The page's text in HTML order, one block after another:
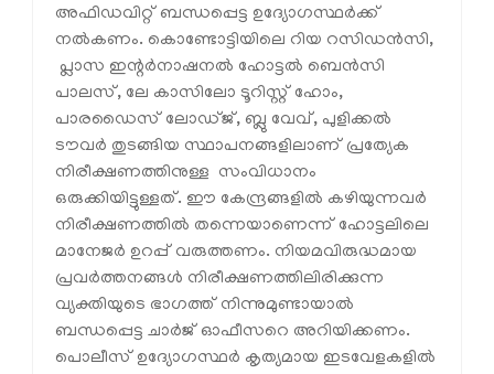
അഫിഡവിറ്റ് ബന്ധപ്പെട്ട ഉദ്യോഗസ്ഥര്‍ക്ക്
നല്‍കണം. കൊണ്ടോട്ടിയിലെ റിയ റസിഡന്‍സി,
പ്ലാസ ഇന്റര്‍നാഷനല്‍ ഹോട്ടല്‍ ബെന്‍സി
പാലസ്, ലേ കാസിലോ ടൂറിസ്റ്റ് ഹോം,
പാരഡൈസ് ലോഡ്ജ്, ബ്ലു വേവ്, പുളിക്കല്‍
ടൗവര്‍ തുടങ്ങിയ സ്ഥാപനങ്ങളിലാണ് പ്രത്യേക
നിരീക്ഷണത്തിനുള്ള സംവിധാനം
ഒരുക്കിയിട്ടുള്ളത്. ഈ കേന്ദ്രങ്ങളില്‍ കഴിയുന്നവര്‍
നിരീക്ഷണത്തില്‍ തന്നെയാണെന്ന് ഹോട്ടലിലെ
മാനേജര്‍ ഉറപ്പ് വരുത്തണം. നിയമവിരുദ്ധമായ
പ്രവര്‍ത്തനങ്ങള്‍ നിരീക്ഷണത്തിലിരിക്കുന്ന
വ്യക്തിയുടെ ഭാഗത്ത് നിന്നുമുണ്ടായാല്‍
ബന്ധപ്പെട്ട ചാര്‍ജ് ഓഫീസറെ അറിയിക്കണം.
പൊലീസ് ഉദ്യോഗസ്ഥര്‍ കൃത്യമായ ഇടവേളകളില്‍